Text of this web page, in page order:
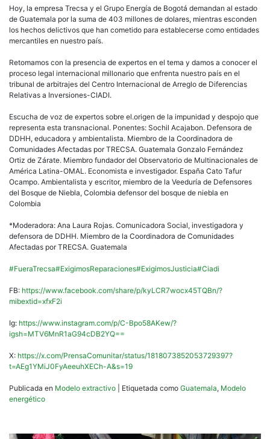
pm
Hoy, la empresa Trecsa y el Grupo Energía de Bogotá demandan al estado
de Guatemala por la suma de 403 millones de dolares, mientras esconden
los hechos delictivos que han cometido para establecerse como entidades
mercantiles en nuestro país.
Retomamos con la presencia de expertos en el tema y damos a conocer el
proceso legal internacional millonario que enfrenta nuestro país en el
tribunal de arbitrajes del Centro Internacional de Arreglo de Diferencias
Relativas a Inversiones-CIADI.
Escucha de voz de expertos sobre el.origen de la impunidad y despojo que
representa esta transnacional. Ponentes: Sochil Acajabon. Defensora de
DDHH, educadora y ambientalista. Miembro de la Coordinadora de
Comunidades Afectadas por TRECSA. Guatemala Gonzalo Fernández
Ortiz de Zárate. Miembro fundador del Observatorio de Multinacionales de
América Latina-OMAL. Economista e investigador. España Cato Tafur
Ocampo. Ambientalista y escritor, miembro de la Veeduría de Defensores
del Bosque de Niebla, Colombia defensor del bosque de niebla en
Colombia
*Moderadora: Ana Laura Rojas. Comunicadora Social, investigadora y
defensora de DDHH. Miembro de la Coordinadora de Comunidades
Afectadas por TRECSA. Guatemala
#FueraTrecsa#ExigimosReparaciones#ExigimosJusticia#Ciadi
FB: https://www.facebook.com/share/p/kyLCR7wocx45TQBn/?
mibextid=xfxF2i
Ig: https://www.instagram.com/p/C-Bpo58AKew/?
igsh=MTV6MnR1aG94cDB2YQ==
X: https://x.com/PrensaComunitar/status/1818073852053729397?
t=AEg1YMiJ0FyAeeuhXECh-A&s=19
Publicada en Modelo extractivo Etiquetada como Guatemala, Modelo
energético